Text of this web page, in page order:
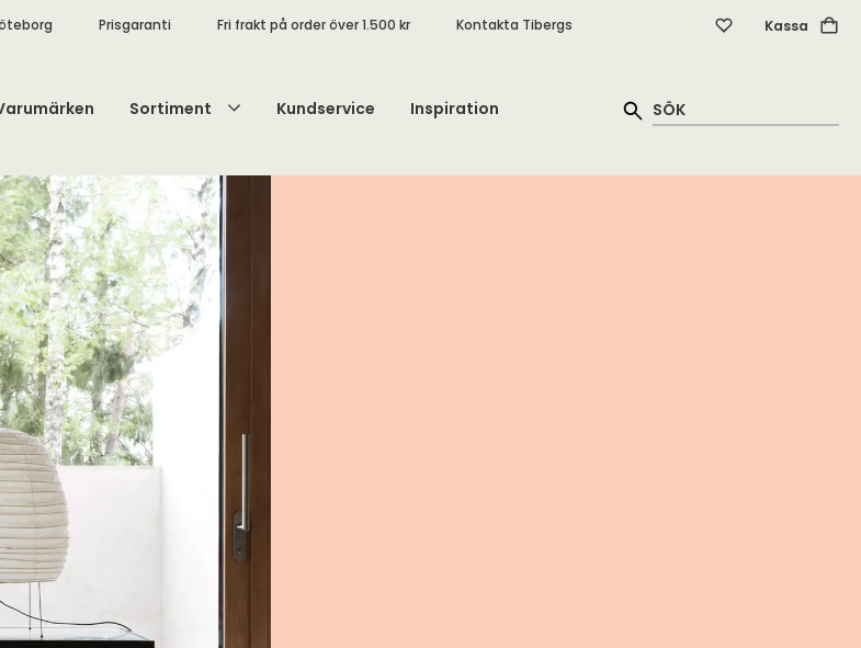
Prisgaranti Fri frakt på order över 1.500 kr Kontakta Tibergs Kassa
Sortiment Kundservice Inspiration